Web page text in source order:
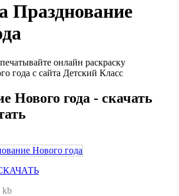
Празднование
онлайн раскраску
года с сайта Детский Класс
Нового года - скачать
kb